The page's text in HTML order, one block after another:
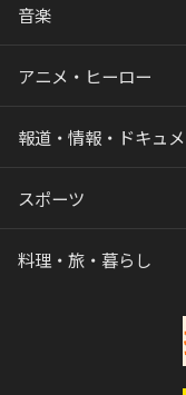
音楽
アニメ・ヒーロー
報道・情報・ドキュ
スポーツ
料理・旅・暮らし